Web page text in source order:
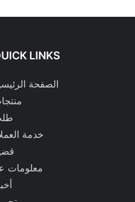
LINKS
الصفحة
خدمة
معلومات